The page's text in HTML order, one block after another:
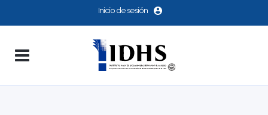
Inicio de sesión